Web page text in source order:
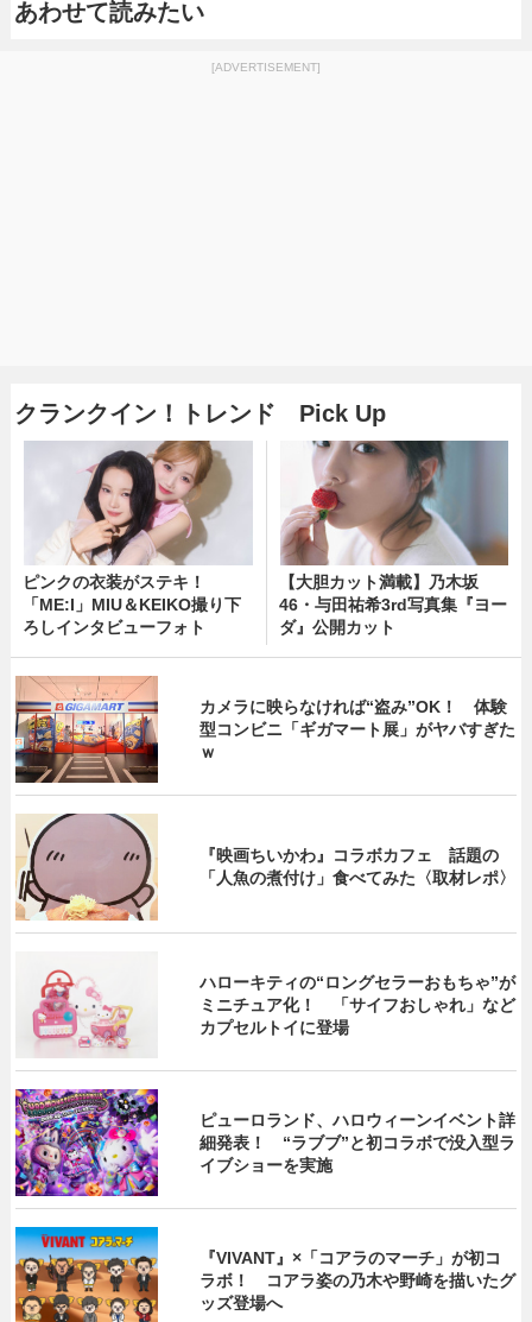
あわせて読みたい
[ADVERTISEMENT]
クランクイン！トレンド Pick Up
ピンクの衣装がステキ！
「ME:I」MIU＆KEIKO撮り下
ろしインタビューフォト
【大胆カット満載】乃木坂
46・与田祐希3rd写真集『ヨー
ダ』公開カット
カメラに映らなければ“盗み”OK！ 体験
型コンビニ「ギガマート展」がヤバすぎた
ｗ
『映画ちいかわ』コラボカフェ 話題の
「人魚の煮付け」食べてみた〈取材レポ〉
ハローキティの“ロングセラーおもちゃ”が
ミニチュア化！ 「サイフおしゃれ」など
カプセルトイに登場
ピューロランド、ハロウィーンイベント詳
細発表！ “ラブブ”と初コラボで没入型ラ
イブショーを実施
『VIVANT』×「コアラのマーチ」が初コ
ラボ！ コアラ姿の乃木や野崎を描いたグ
ッズ登場へ